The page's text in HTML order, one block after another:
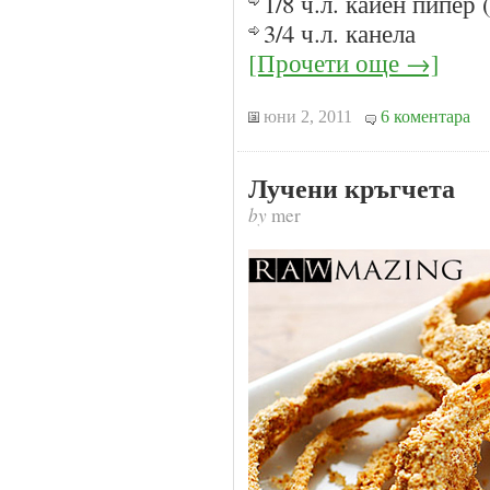
3/4 ч.л. канела
[Прочети още →]
юни 2, 2011 6 коментара
Лучени кръгчета
bymer